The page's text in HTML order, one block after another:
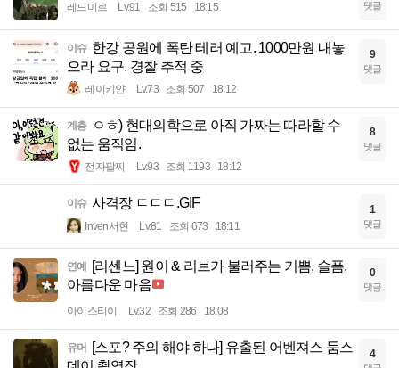
레드미르 Lv.91 조회 515 18:15 댓글
이슈 한강 공원에 폭탄 테러 예고. 1000만원 내놓
으라 요구. 경찰 추적 중
레이키얀 Lv.73 조회 507 18:12
9
댓글
계층
ㅇㅎ) 현대의학으로 아직 가짜는 따라할 수
없는 움직임.
전자팔찌 Lv.93 조회 1193 18:12
8
댓글
이슈 사격장 ㄷㄷㄷ.GIF
Inven서현 Lv.81 조회 673 18:11
1
댓글
연예 [리센느] 원이 & 리브가 불러주는 기쁨, 슬픔,
아름다운 마음
아이스티이 Lv.32 조회 286 18:08
0
댓글
유머 [스포? 주의 해야 하나] 유출된 어벤져스 둠스
4